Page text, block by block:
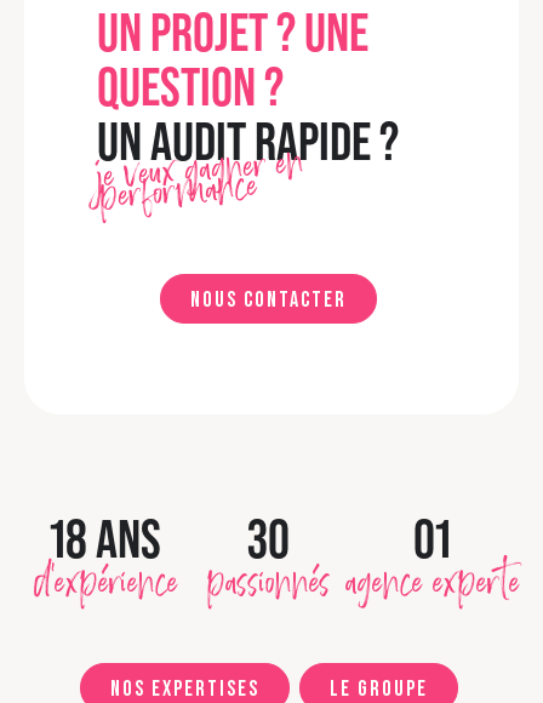
UN PROJET ? UNE
QUESTION ?
UN AUDIT RAPIDE ?
je veux gagner en
performance
Nous contacter
18 ANS
d'expérience
30
passionnés
01
agence experte
Nos expertises Le groupe